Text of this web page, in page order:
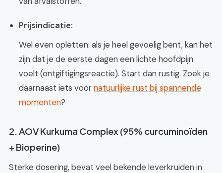
Prijsindicatie:
Wel even opletten: als je heel gevoelig bent, kan het
zijn dat je de eerste dagen een lichte hoofdpijn
voelt (ontgiftigingsreactie). Start dan rustig. Zoek je
daarnaast iets voornatuurlijke rust bij spannende
momenten?
2. AOV Kurkuma Complex (95% curcuminoïden
+ Bioperine)
Sterke dosering, bevat veel bekende leverkruiden in